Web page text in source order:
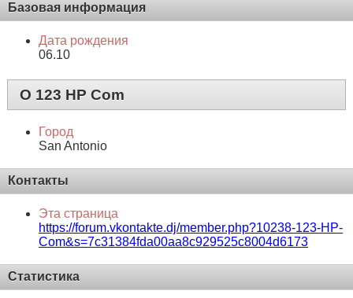
Базовая информация
Дата рождения
06.10
О 123 HP Com
Город
San Antonio
Контакты
Эта страница
https://forum.vkontakte.dj/member.php?10238-123-HP-
Com&s=7c31384fda00aa8c929525c8004d6173
Статистика